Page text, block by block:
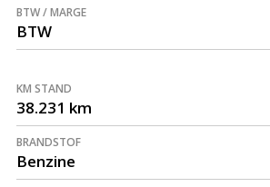
BTW / MARGE
BTW
KM STAND
38.231 km
BRANDSTOF
Benzine